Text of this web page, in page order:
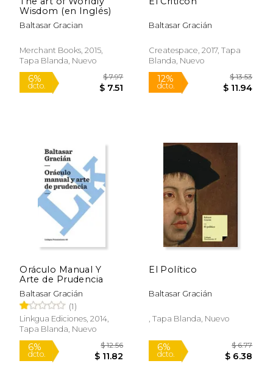
12%
dcto. $ 11.75
12%
dcto.
Wisdom (en Inglés)
Baltasar Gracian
Merchant Books, 2015,
Tapa Blanda, Nuevo
Baltasar Gracián
Createspace, 2017, Tapa
Blanda, Nuevo
Oráculo Manual Y
Arte de Prudencia
Baltasar Gracián
(1)
Linkgua Ediciones, 2014,
Tapa Blanda, Nuevo
El Político
Baltasar Gracián
, Tapa Blanda, Nuevo